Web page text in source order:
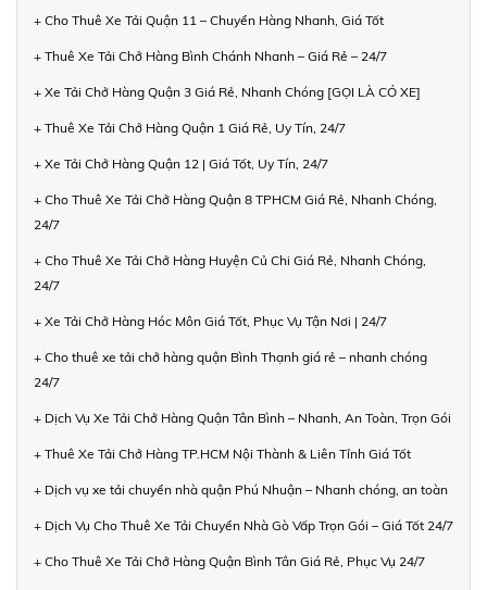
+ Cho Thuê Xe Tải Quận 11 – Chuyển Hàng Nhanh, Giá Tốt
+ Thuê Xe Tải Chở Hàng Bình Chánh Nhanh – Giá Rẻ – 24/7
+ Xe Tải Chở Hàng Quận 3 Giá Rẻ, Nhanh Chóng [GỌI LÀ CÓ XE]
+ Thuê Xe Tải Chở Hàng Quận 1 Giá Rẻ, Uy Tín, 24/7
+ Xe Tải Chở Hàng Quận 12 | Giá Tốt, Uy Tín, 24/7
+ Cho Thuê Xe Tải Chở Hàng Quận 8 TPHCM Giá Rẻ, Nhanh Chóng,
24/7
+ Cho Thuê Xe Tải Chở Hàng Huyện Củ Chi Giá Rẻ, Nhanh Chóng,
24/7
+ Xe Tải Chở Hàng Hóc Môn Giá Tốt, Phục Vụ Tận Nơi | 24/7
+ Cho thuê xe tải chở hàng quận Bình Thạnh giá rẻ – nhanh chóng
24/7
+ Dịch Vụ Xe Tải Chở Hàng Quận Tân Bình – Nhanh, An Toàn, Trọn Gói
+ Thuê Xe Tải Chở Hàng TP.HCM Nội Thành & Liên Tỉnh Giá Tốt
+ Dịch vụ xe tải chuyển nhà quận Phú Nhuận – Nhanh chóng, an toàn
+ Dịch Vụ Cho Thuê Xe Tải Chuyển Nhà Gò Vấp Trọn Gói – Giá Tốt 24/7
+ Cho Thuê Xe Tải Chở Hàng Quận Bình Tân Giá Rẻ, Phục Vụ 24/7